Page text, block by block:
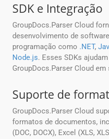
SDK e Integração
GroupDocs.Parser Cloud
desenvolvimento de
programação como .NET,
Node.js. Esses SDKs
GroupDocs.Parser Cloud
Suporte de
GroupDocs.Parser Cloud
formatos de documentos,
(DOC, DOCX), Excel (XLS,